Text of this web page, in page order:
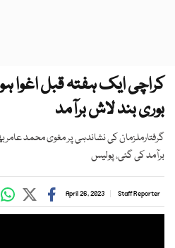
کراچی ایک ہفتہ قبل
بوری بند لاش برآمد
گرفتارملزمان کی نشاندہی پر مغوی محمد
برآمد کی گئی، پولیس
Staff Reporter
April 26, 2023